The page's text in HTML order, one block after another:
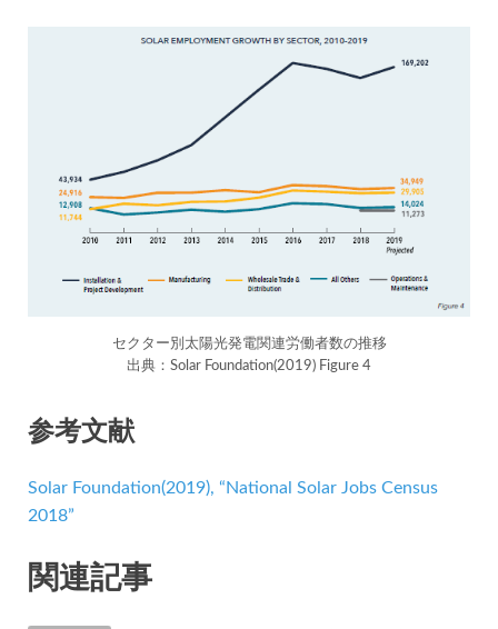
セクター別太陽光発電関連労働者数の推移
出典：Solar Foundation(2019) Figure 4
参考文献
Solar Foundation(2019), “National Solar Jobs Census
2018”
関連記事